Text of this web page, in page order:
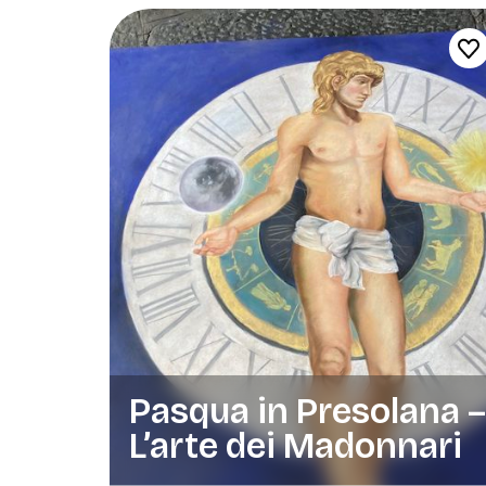
Pasqua in Presolana –
L’arte dei Madonnari